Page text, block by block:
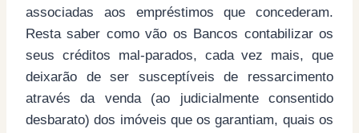
associadas aos empréstimos que concederam.
Resta saber como vão os Bancos contabilizar os
seus créditos mal-parados, cada vez mais, que
deixarão de ser susceptíveis de ressarcimento
através da venda (ao judicialmente consentido
desbarato) dos imóveis que os garantiam, quais os